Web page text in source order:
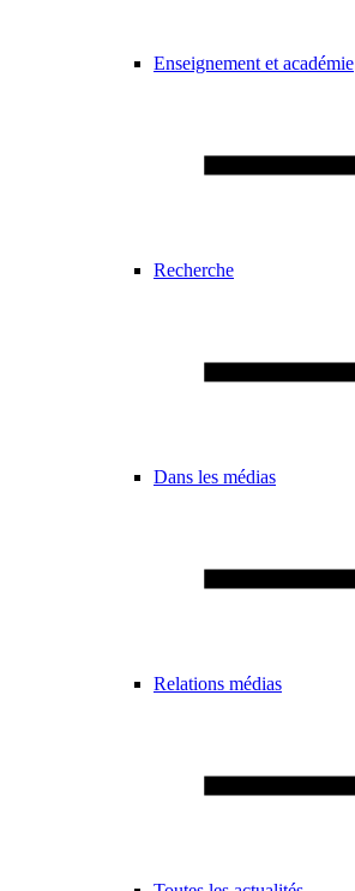
Enseignement et académie
Recherche
Dans les médias
Relations médias